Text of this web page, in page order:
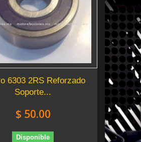
6303 2RS Reforzado
Soporte...
$ 50.00
Disponible